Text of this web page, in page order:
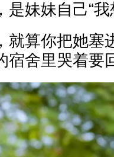
妹妹自己“
就算你把她塞
宿舍里哭着要